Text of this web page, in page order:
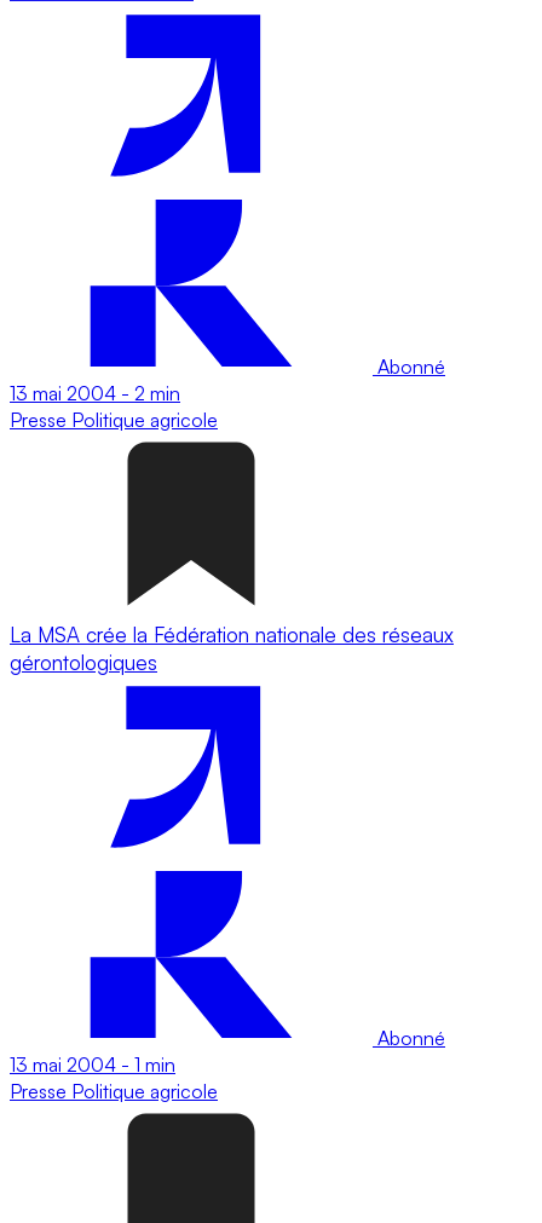
Abonné
13 mai 2004 - 2 min
Presse Politique agricole
La MSA crée la Fédération nationale des réseaux
gérontologiques
Abonné
13 mai 2004 - 1 min
Presse Politique agricole